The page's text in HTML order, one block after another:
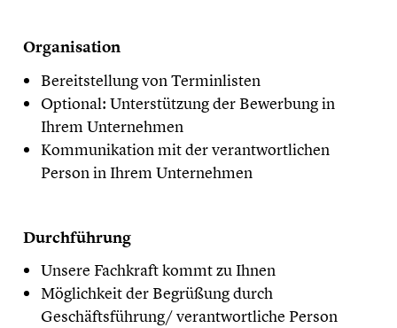
Organisation
Bereitstellung von Terminlisten
Optional: Unterstützung der Bewerbung in
Ihrem Unternehmen
Kommunikation mit der verantwortlichen
Person in Ihrem Unternehmen
Durchführung
Unsere Fachkraft kommt zu Ihnen
Möglichkeit der Begrüßung durch
Geschäftsführung/ verantwortliche Person